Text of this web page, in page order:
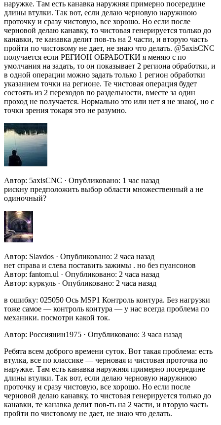
наружке. Там есть канавка наружняя примерно посередине
длины втулки. Так вот, если делаю черновую наружнюю
проточку и сразу чистовую, все хорошо. Но если после
черновой делаю канавку, то чистовая генерируется только до
канавки, те канавка делит пов-ть на 2 части, и вторую часть
пройти по чистовому не дает, не знаю что делать. @5axisCNC
получается если РЕГИОН ОБРАБОТКИ я меняю с по
умолчания на задать, то он показывает 2 региона обработки, и
в одной операции можно задать только 1 регион обработки
указанием точки на регионе. Те чистовая операция будет
состоять из 2 переходов по раздельности, вместе за один
проход не получается. Нормально это или нет я не знаю(, но с
точки зрения токаря это не разумно.
Автор: 5axisCNC · Опубликовано: 1 час назад
рискну предположить выбор области множественный а не
одиночный?
Автор: Slavdos · Опубликовано: 2 часа назад
нет справа и слева поставить зажимы . но без пуансонов
Автор: fantom.ul · Опубликовано: 2 часа назад
Автор: куркуль · Опубликовано: 2 часа назад
в ошибку: 025050 Ось MSP1 Контроль контура. Без нагрузки
тоже самое — контроль контура — у нас всегда проблема по
механики. посмотри какой ток.
Автор: Россиянин1975 · Опубликовано: 3 часа назад
Ребята всем доброго времени суток. Вот такая проблема: есть
втулка, все по классике — черновая и чистовая проточка по
наружке. Там есть канавка наружняя примерно посередине
длины втулки. Так вот, если делаю черновую наружнюю
проточку и сразу чистовую, все хорошо. Но если после
черновой делаю канавку, то чистовая генерируется только до
канавки, те канавка делит пов-ть на 2 части, и вторую часть
пройти по чистовому не дает, не знаю что делать.